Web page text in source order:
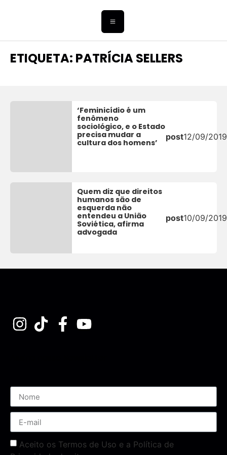
ETIQUETA: PATRÍCIA SELLERS
‘Feminicídio é um
fenômeno
sociológico, e o Estado
precisa mudar a
cultura dos homens’
post12/09/2019
Quem diz que direitos
humanos são de
esquerda não
entendeu a União
Soviética, afirma
advogada
post10/09/2019
Aceito os Termos de Uso e a Política de